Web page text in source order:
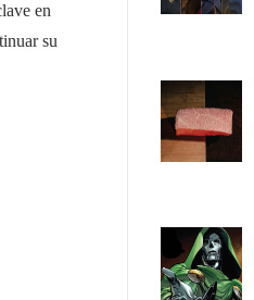
en
su